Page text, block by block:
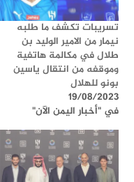
تسريبات تكشف ما طلبه
نيمار من الامير الوليد بن
طلال في مكالمة هاتفية
وموقفه من انتقال ياسين
بونو للهلال
19/08/2023
في "أخبار اليمن الآن"